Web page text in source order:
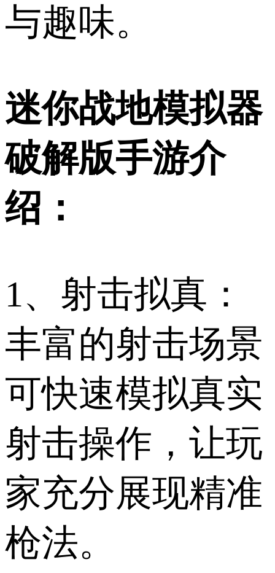
与趣味。
迷你战地模拟器
破解版手游介
绍：
1、射击拟真：
丰富的射击场景
可快速模拟真实
射击操作，让玩
家充分展现精准
枪法。